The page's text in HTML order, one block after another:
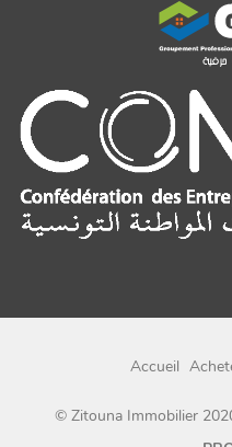
Accueil
© Zitouna Immobilier